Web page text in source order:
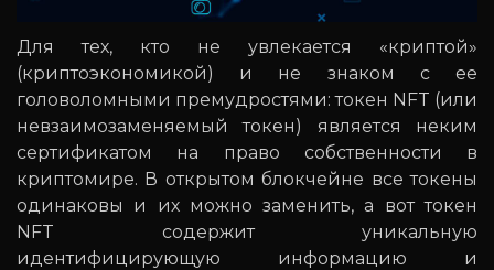
Для тех, кто не увлекается «криптой»
(криптоэкономикой) и не знаком с ее
головоломными премудростями: токен NFT (или
невзаимозаменяемый токен) является неким
сертификатом на право собственности в
криптомире. В открытом блокчейне все токены
одинаковы и их можно заменить, а вот токен
NFT содержит уникальную
идентифицирующую информацию и